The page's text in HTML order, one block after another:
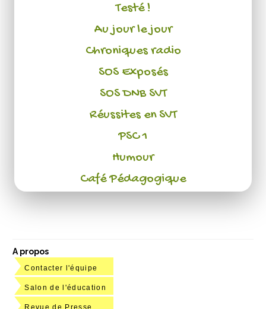
Testé !
Au jour le jour
Chroniques radio
SOS Exposés
SOS DNB SVT
Réussites en SVT
PSC 1
Humour
Café Pédagogique
A propos
Contacter l'équipe
Salon de l'éducation
Revue de Presse